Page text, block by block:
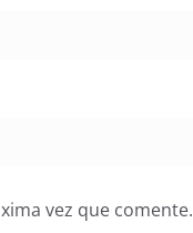
vez que comente.